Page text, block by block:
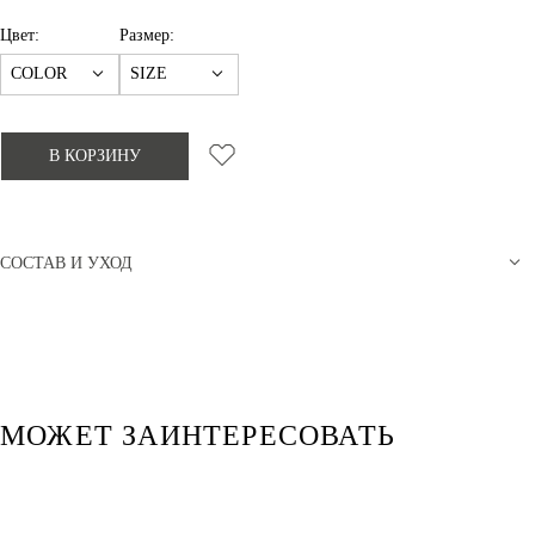
Цвет:
COLOR
Размер:
SIZE
В КОРЗИНУ
СОСТАВ И УХОД
МОЖЕТ ЗАИНТЕРЕСОВАТЬ